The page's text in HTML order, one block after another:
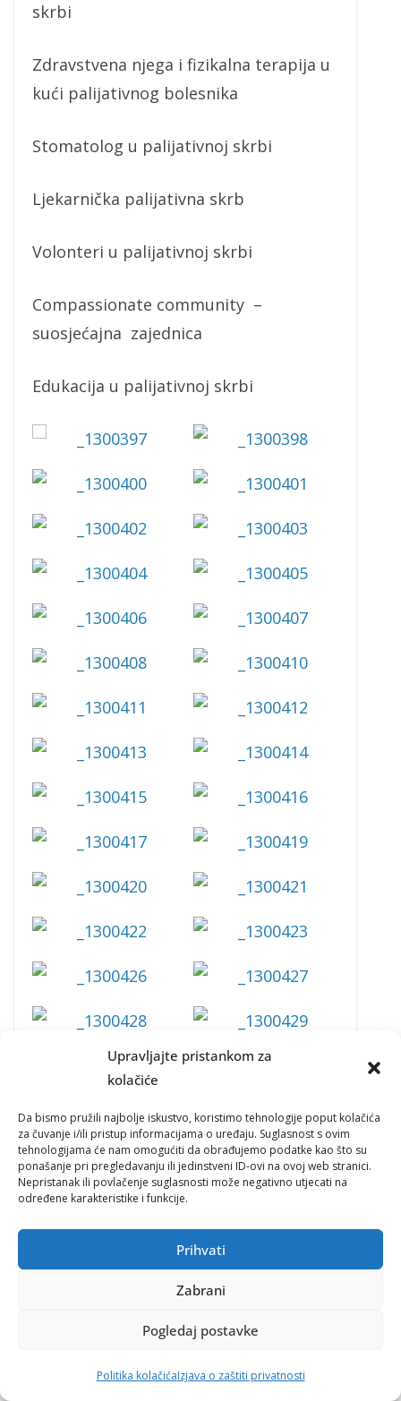
Upravljajte pristankom za
kolačiće
Da bismo pružili najbolje iskustvo, koristimo tehnologije poput kolačića
za čuvanje i/ili pristup informacijama o uređaju. Suglasnost s ovim
tehnologijama će nam omogućiti da obrađujemo podatke kao što su
ponašanje pri pregledavanju ili jedinstveni ID-ovi na ovoj web stranici.
Nepristanak ili povlačenje suglasnosti može negativno utjecati na
određene karakteristike i funkcije.
Prihvati
Zabrani
Pogledaj postavke
Politika kolačićaIzjava o zaštiti privatnosti
skrbi
Zdravstvena njega i fizikalna terapija u
kući palijativnog bolesnika
Stomatolog u palijativnoj skrbi
Ljekarnička palijativna skrb
Volonteri u palijativnoj skrbi
Compassionate community –
suosjećajna zajednica
Edukacija u palijativnoj skrbi